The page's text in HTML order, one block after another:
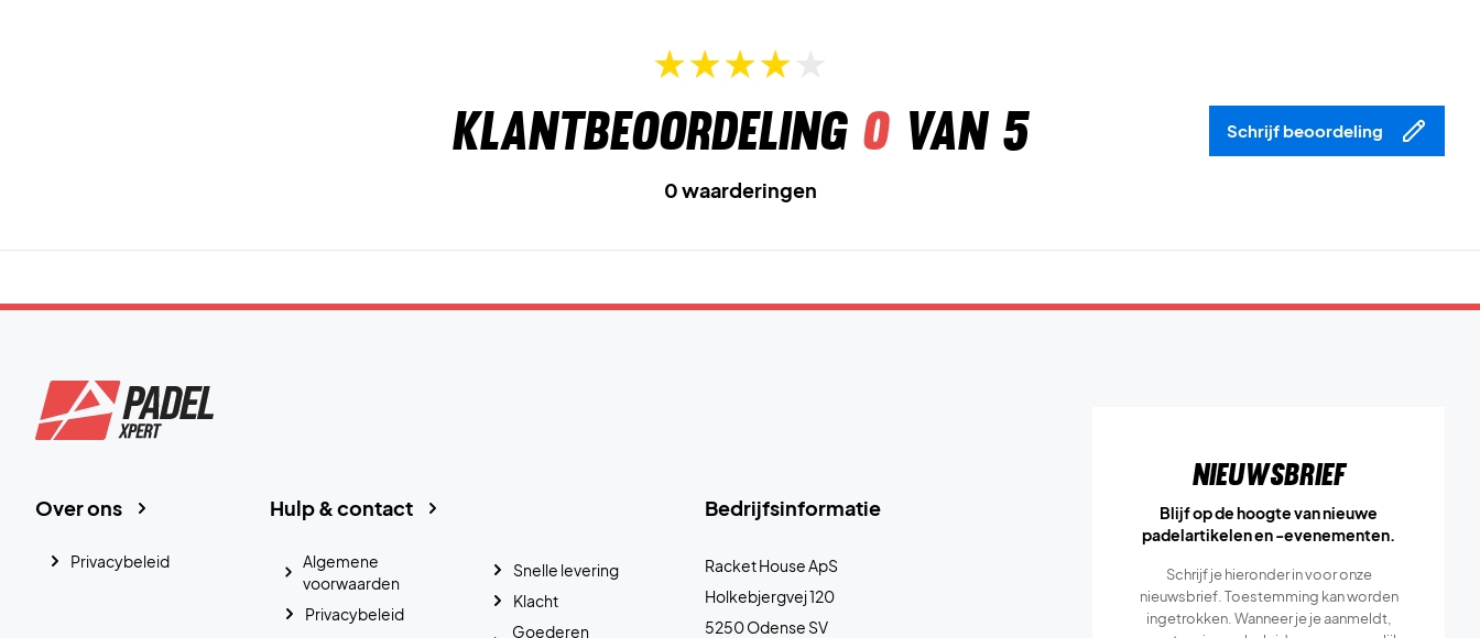
Klantbeoordeling 0van 5 Schrijf beoordeling
0 waarderingen
Bedrijfsinformatie
Racket House ApS
Holkebjergvej 120
5250 Odense SV
Hulp & contact
Algemene
voorwaarden
Privacybeleid
Snelle levering
Klacht
Goederen
Over ons
Privacybeleid
Nieuwsbrief
Blijf op de hoogte van nieuwe
padelartikelen en -evenementen.
Schrijf je hieronder in voor onze
nieuwsbrief. Toestemming kan worden
ingetrokken. Wanneer je je aanmeldt,